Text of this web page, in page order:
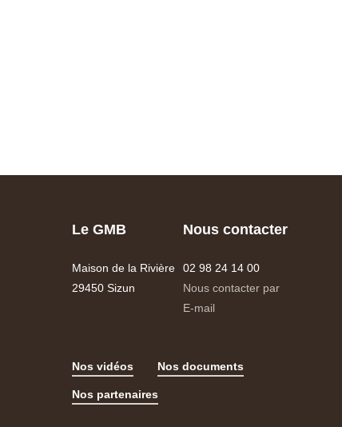
Le GMB
Maison de la Rivière
29450 Sizun
Nous contacter
02 98 24 14 00
Nous contacter par
E-mail
Nos vidéos Nos documents
Nos partenaires